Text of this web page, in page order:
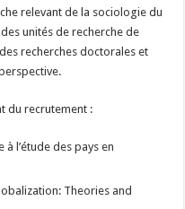
relevant de la sociologie du
unités de recherche de
recherches doctorales et
du recrutement :
l’étude des pays en
Theories and